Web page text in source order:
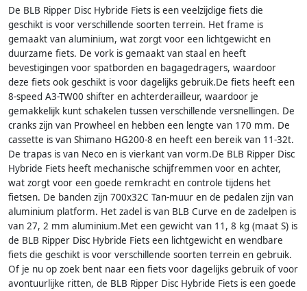
De BLB Ripper Disc Hybride Fiets is een veelzijdige fiets die
geschikt is voor verschillende soorten terrein. Het frame is
gemaakt van aluminium, wat zorgt voor een lichtgewicht en
duurzame fiets. De vork is gemaakt van staal en heeft
bevestigingen voor spatborden en bagagedragers, waardoor
deze fiets ook geschikt is voor dagelijks gebruik.De fiets heeft een
8-speed A3-TW00 shifter en achterderailleur, waardoor je
gemakkelijk kunt schakelen tussen verschillende versnellingen. De
cranks zijn van Prowheel en hebben een lengte van 170 mm. De
cassette is van Shimano HG200-8 en heeft een bereik van 11-32t.
De trapas is van Neco en is vierkant van vorm.De BLB Ripper Disc
Hybride Fiets heeft mechanische schijfremmen voor en achter,
wat zorgt voor een goede remkracht en controle tijdens het
fietsen. De banden zijn 700x32C Tan-muur en de pedalen zijn van
aluminium platform. Het zadel is van BLB Curve en de zadelpen is
van 27, 2 mm aluminium.Met een gewicht van 11, 8 kg (maat S) is
de BLB Ripper Disc Hybride Fiets een lichtgewicht en wendbare
fiets die geschikt is voor verschillende soorten terrein en gebruik.
Of je nu op zoek bent naar een fiets voor dagelijks gebruik of voor
avontuurlijke ritten, de BLB Ripper Disc Hybride Fiets is een goede